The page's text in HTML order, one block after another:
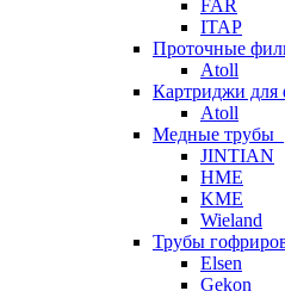
FAR
ITAP
Проточные
Atoll
Картриджи для
Atoll
Медные трубы
JINTIAN
HME
KME
Wieland
Трубы
Elsen
Gekon